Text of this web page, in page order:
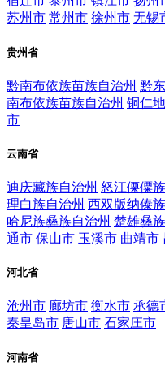
苏州市 常州市 徐州市 无锡
贵州省
黔南布依族苗族自治州 黔
南布依族苗族自治州 铜仁
市
云南省
迪庆藏族自治州 怒江傈僳
理白族自治州 西双版纳傣
哈尼族彝族自治州 楚雄彝
通市 保山市 玉溪市 曲靖市
河北省
沧州市 廊坊市 衡水市 承德
秦皇岛市 唐山市 石家庄市
河南省